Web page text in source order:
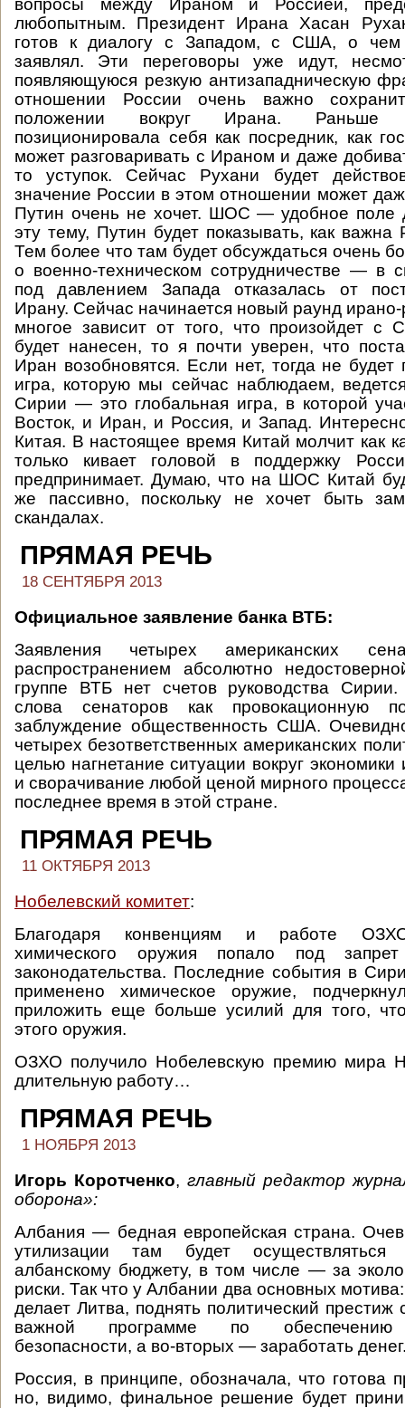
вопросы между Ираном и Россией,
любопытным. Президент Ирана Хасан
готов к диалогу с Западом, с США, о чем
заявлял. Эти переговоры уже идут,
появляющуюся резкую антизападническую
отношении России очень важно
положении вокруг Ирана. Раньше
позиционировала себя как посредник, как
может разговаривать с Ираном и даже
то уступок. Сейчас Рухани будет
значение России в этом отношении может
Путин очень не хочет. ШОС — удобное поле
эту тему, Путин будет показывать, как
Тем более что там будет обсуждаться очень
о военно-техническом сотрудничестве — в
под давлением Запада отказалась от
Ирану. Сейчас начинается новый раунд
многое зависит от того, что произойдет с
будет нанесен, то я почти уверен, что
Иран возобновятся. Если нет, тогда не будет
игра, которую мы сейчас наблюдаем,
Сирии — это глобальная игра, в которой
Восток, и Иран, и Россия, и Запад.
Китая. В настоящее время Китай молчит как
только кивает головой в поддержку
предпринимает. Думаю, что на ШОС Китай
же пассивно, поскольку не хочет быть
скандалах.
ПРЯМАЯ РЕЧЬ
18 СЕНТЯБРЯ 2013
Официальное заявление банка ВТБ:
Заявления четырех американских
распространением абсолютно
группе ВТБ нет счетов руководства
слова сенаторов как провокационную
заблуждение общественность США.
четырех безответственных американских
целью нагнетание ситуации вокруг
и сворачивание любой ценой мирного
последнее время в этой стране.
ПРЯМАЯ РЕЧЬ
11 ОКТЯБРЯ 2013
Нобелевский комитет:
Благодаря конвенциям и работе ОЗХО
химического оружия попало под запрет
законодательства. Последние события в
применено химическое оружие,
приложить еще больше усилий для того,
этого оружия.
ОЗХО получило Нобелевскую премию мира
длительную работу…
ПРЯМАЯ РЕЧЬ
1 НОЯБРЯ 2013
Игорь Коротченко, главный редактор
оборона»:
Албания — бедная европейская страна.
утилизации там будет осуществляться
албанскому бюджету, в том числе — за
риски. Так что у Албании два основных
делает Литва, поднять политический престиж
важной программе по обеспечению
безопасности, а во-вторых — заработать
Россия, в принципе, обозначала, что готова
но, видимо, финальное решение будет